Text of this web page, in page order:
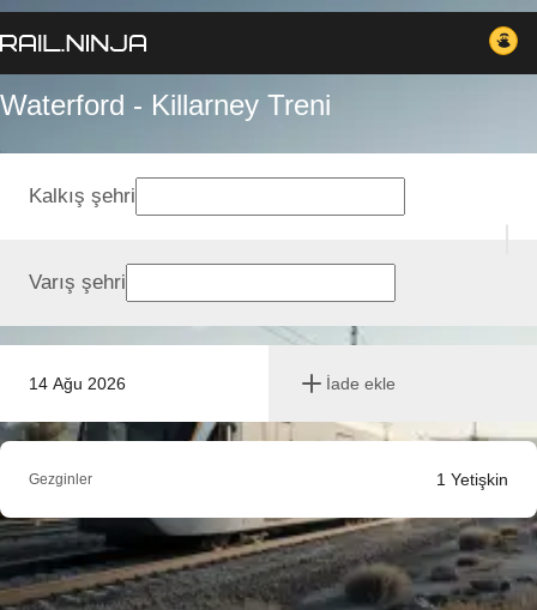
Waterford - Killarney Treni
14 Ağu 2026 İade ekle
Kalkış şehri
Varış şehri
Gezginler 1 Yetişkin